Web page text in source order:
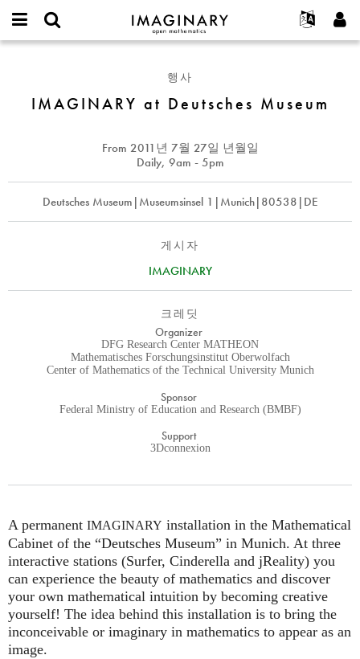
IMAGINARY
open
Français
Deutsch
Español
Türkçe
Programs
Galleries
Films
Texts
Exhibitions
프로젝트
참가하기
username
가입하기
새로운 비밀번호 요청하기
Deutsches
행사
IMAGINARY at Deutsches Museum
From 2011년 7월 27일 년월일
Daily, 9am - 5pm
Deutsches Museum|Museumsinsel 1|Munich|80538|DE
게시자
IMAGINARY
크레딧
Organizer
DFG Research Center MATHEON
Mathematisches Forschungsinstitut Oberwolfach
Center of Mathematics of the Technical University Munich
Sponsor
Federal Ministry of Education and Research (BMBF)
Support
3Dconnexion
A permanent IMAGINARY installation in the Mathematical
Cabinet of the “Deutsches Museum” in Munich. At three
interactive stations (Surfer, Cinderella and jReality) you
can experience the beauty of mathematics and discover
your own mathematical intuition by becoming creative
yourself! The idea behind this installation is to bring the
inconceivable or imaginary in mathematics to appear as an
image.